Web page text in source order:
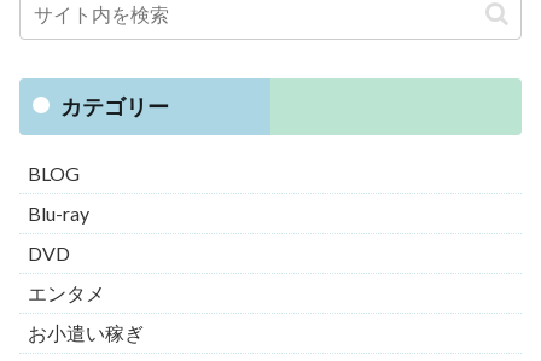
カテゴリー
BLOG
Blu-ray
DVD
エンタメ
お小遣い稼ぎ